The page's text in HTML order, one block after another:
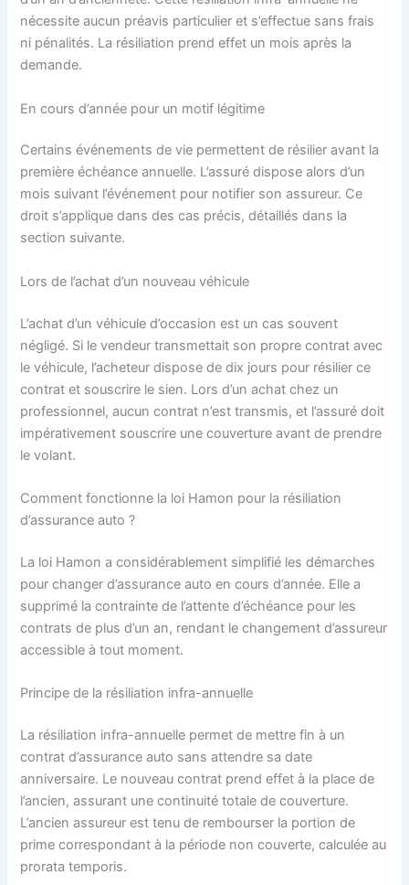
nécessite aucun préavis particulier et s’effectue sans frais
ni pénalités. La résiliation prend effet un mois après la
demande.
En cours d’année pour un motif légitime
Certains événements de vie permettent de résilier avant la
première échéance annuelle. L’assuré dispose alors d’un
mois suivant l’événement pour notifier son assureur. Ce
droit s’applique dans des cas précis, détaillés dans la
section suivante.
Lors de l’achat d’un nouveau véhicule
L’achat d’un véhicule d’occasion est un cas souvent
négligé. Si le vendeur transmettait son propre contrat avec
le véhicule, l’acheteur dispose de dix jours pour résilier ce
contrat et souscrire le sien. Lors d’un achat chez un
professionnel, aucun contrat n’est transmis, et l’assuré doit
impérativement souscrire une couverture avant de prendre
le volant.
Comment fonctionne la loi Hamon pour la résiliation
d’assurance auto ?
La loi Hamon a considérablement simplifié les démarches
pour changer d’assurance auto en cours d’année. Elle a
supprimé la contrainte de l’attente d’échéance pour les
contrats de plus d’un an, rendant le changement d’assureur
accessible à tout moment.
Principe de la résiliation infra-annuelle
La résiliation infra-annuelle permet de mettre fin à un
contrat d’assurance auto sans attendre sa date
anniversaire. Le nouveau contrat prend effet à la place de
l’ancien, assurant une continuité totale de couverture.
L’ancien assureur est tenu de rembourser la portion de
prime correspondant à la période non couverte, calculée au
prorata temporis.